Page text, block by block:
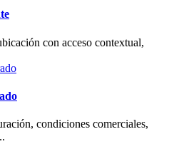
con acceso contextual,
condiciones comerciales,